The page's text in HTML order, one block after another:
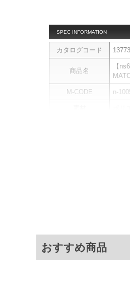
SPEC INFORMATION
カタログコード
商品名
【
M-CODE n-
ポ
※商品に
面）に
※上記サ
商品付
※当店
寄せ等
限に努
おすすめ商品